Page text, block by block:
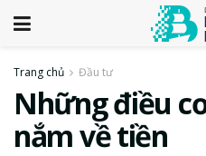
Trang chủ Đầu tư
Những điều
nắm về tiền